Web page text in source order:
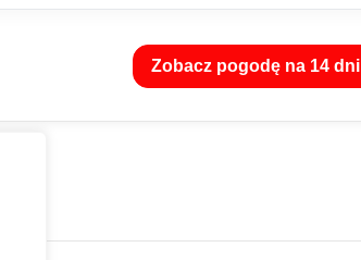
Zobacz pogodę na 14 dni